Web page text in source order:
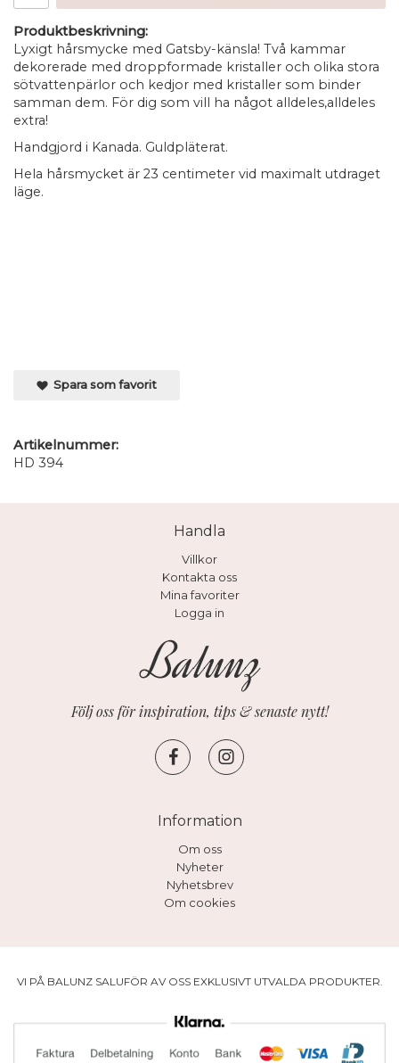
Produktbeskrivning:
Lyxigt hårsmycke med Gatsby-känsla! Två kammar
dekorerade med droppformade kristaller och olika stora
sötvattenpärlor och kedjor med kristaller som binder
samman dem. För dig som vill ha något alldeles,alldeles
extra!
Handgjord i Kanada. Guldpläterat.
Hela hårsmycket är 23 centimeter vid maximalt utdraget
läge.
Spara som favorit
Artikelnummer:
HD 394
Handla
Villkor
Kontakta oss
Mina favoriter
Logga in
Följ oss för inspiration, tips & senaste nytt!
Information
Om oss
Nyheter
Nyhetsbrev
Om cookies
VI PÅ BALUNZ SALUFÖR AV OSS EXKLUSIVT UTVALDA PRODUKTER.